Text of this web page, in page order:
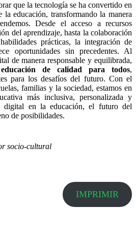
que la tecnología se ha convertido en
la educación, transformando la manera
Desde el acceso a recursos
del aprendizaje, hasta la colaboración
prácticas, la integración de
oportunidades sin precedentes. Al
de manera responsable y equilibrada,
de calidad para todos,
para los desafíos del futuro. Con el
familias y la sociedad, estamos en
más inclusiva, personalizada y
digital en la educación, el futuro del
de posibilidades.
socio-cultural
IMPRIMIR